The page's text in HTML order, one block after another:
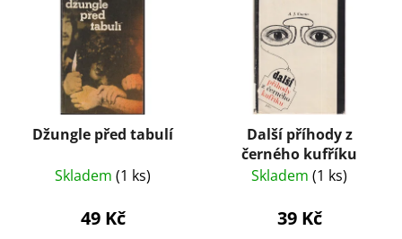
Džungle před tabulí
Skladem (1 ks)
49 Kč
Další příhody z
černého kufříku
Skladem (1 ks)
39 Kč